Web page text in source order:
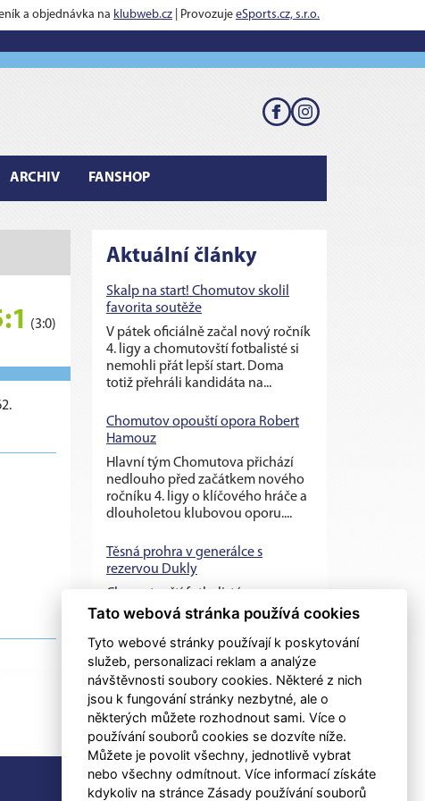
a objednávka na klubweb.cz | Provozuje eSports.cz, s.r.o.
ARCHIV FANSHOP
(3:0)
Aktuální články
Skalp na start! Chomutov skolil
favorita soutěže
V pátek oficiálně začal nový ročník
4. ligy a chomutovští fotbalisté si
nemohli přát lepší start. Doma
totiž přehráli kandidáta na...
Chomutov opouští opora Robert
Hamouz
Hlavní tým Chomutova přichází
nedlouho před začátkem nového
ročníku 4. ligy o klíčového hráče a
dlouholetou klubovou oporu....
Těsná prohra v generálce s
rezervou Dukly
Chomutovští fotbalisté v
posledním přípravném utkání
před ostrými zápasy nestačili na
třetiligovou pražskou Duklu B, se
kterou v...
RSS
Tato webová stránka používá cookies
Tyto webové stránky používají k poskytování
služeb, personalizaci reklam a analýze
návštěvnosti soubory cookies. Některé z nich
jsou k fungování stránky nezbytné, ale o
některých můžete rozhodnout sami. Více o
používání souborů cookies se dozvíte níže.
Můžete je povolit všechny, jednotlivě vybrat
nebo všechny odmítnout. Více informací získáte
kdykoliv na stránce Zásady používání souborů